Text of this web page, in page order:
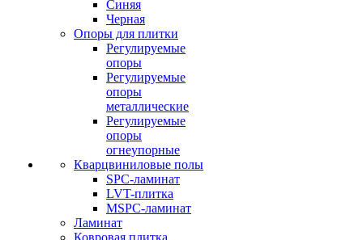
Синяя
Черная
Опоры для плитки
Регулируемые
опоры
Регулируемые
опоры
металлические
Регулируемые
опоры
огнеупорные
Кварцвиниловые полы
SPC-ламинат
LVT-плитка
MSPC-ламинат
Ламинат
Ковровая плитка